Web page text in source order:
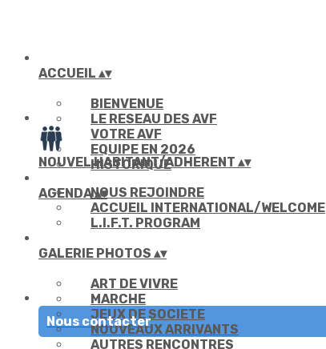
ACCUEIL ▴▾
BIENVENUE
LE RESEAU DES AVF
VOTRE AVF
EQUIPE EN 2026
HISTORIQUE
NOUVEL HABITANT/ADHERENT ▴▾
NOUS REJOINDRE
ACCUEIL INTERNATIONAL/WELCOME
L.I.F.T. PROGRAM
AGENDA▴▾
GALERIE PHOTOS ▴▾
ART DE VIVRE
MARCHE
JEUX DE SOCIETE
NOUVEAUX ARRIVANTS
AUTRES RENCONTRES
Nous contacter